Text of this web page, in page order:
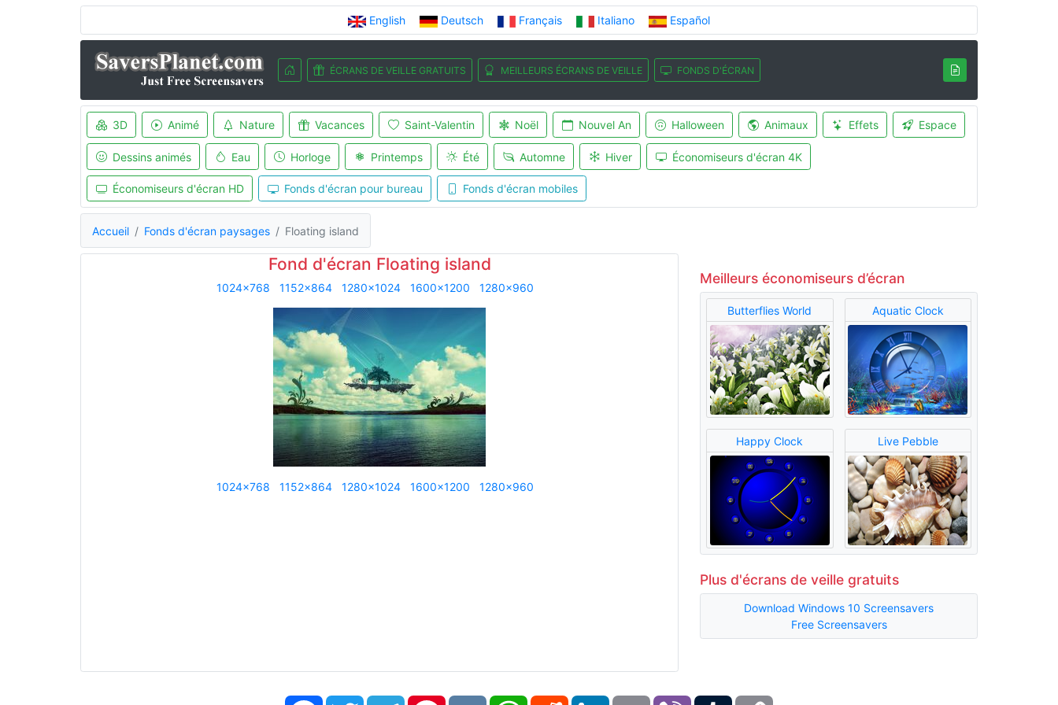
English Deutsch Français Italiano Español
ÉCRANS DE VEILLE GRATUITS MEILLEURS ÉCRANS DE VEILLE FONDS D'ÉCRAN
3D Animé Nature Vacances Saint-Valentin Noël Nouvel An Halloween Animaux Effets Espace
Dessins animés Eau Horloge Printemps Été Automne Hiver Économiseurs d'écran 4K
Économiseurs d'écran HD Fonds d'écran pour bureau Fonds d'écran mobiles
Accueil Fonds d'écran paysages Floating island
Fond d'écran Floating island
1024x768 1152x864 1280x1024 1600x1200 1280x960
1024x768 1152x864 1280x1024 1600x1200 1280x960
Meilleurs économiseurs d’écran
Butterflies World Aquatic Clock
Happy Clock Live Pebble
Plus d'écrans de veille gratuits
Download Windows 10 Screensavers
Free Screensavers